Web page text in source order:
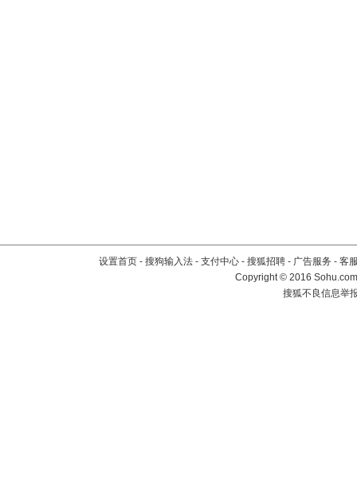
设置首页 - 搜狗输入法 - 支付中心 - 搜狐招聘 - 广告服务 - 客
Copyright©2016
搜狐不良信息举